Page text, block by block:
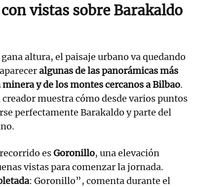
vistas sobre Barakaldo
altura, el paisaje urbano va quedando
algunas de las panorámicas más
y de los montes cercanos a Bilbao.
muestra cómo desde varios puntos
perfectamente Barakaldo y parte del
esGoronillo, una elevación
vistas para comenzar la jornada.
: Goronillo”, comenta durante el